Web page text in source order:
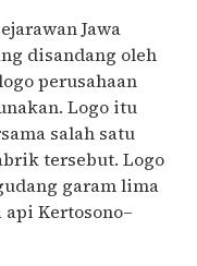
Jawa
disandang oleh
perusahaan
Logo itu
salah satu
tersebut. Logo
garam lima
Kertosono–